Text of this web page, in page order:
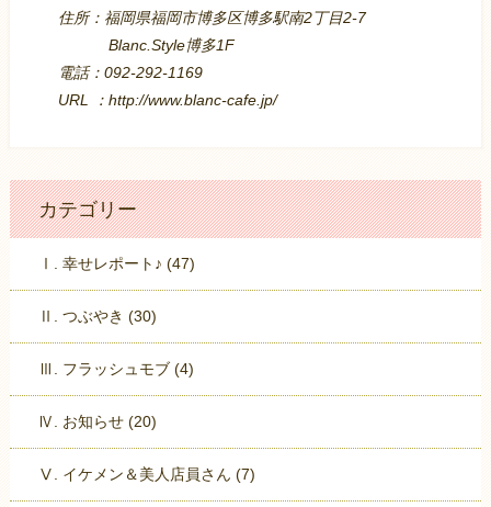
住所：福岡県福岡市博多区博多駅南2丁目2-7
Blanc.Style博多1F
電話：092-292-1169
URL ： http://www.blanc-cafe.jp/
カテゴリー
Ⅰ. 幸せレポート♪ (47)
Ⅱ. つぶやき (30)
Ⅲ. フラッシュモブ (4)
Ⅳ. お知らせ (20)
Ⅴ. イケメン＆美人店員さん (7)